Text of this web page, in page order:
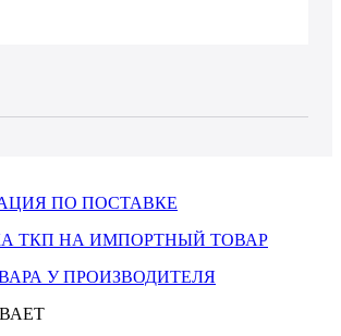
ПО ПОСТАВКЕ
ТКП НА ИМПОРТНЫЙ ТОВАР
У ПРОИЗВОДИТЕЛЯ